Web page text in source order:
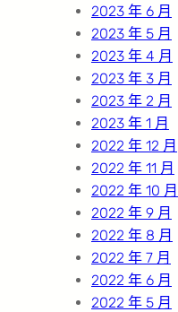
2023 年 6 月
2023 年 5 月
2023 年 4 月
2023 年 3 月
2023 年 2 月
2023 年 1 月
2022 年 12 月
2022 年 11 月
2022 年 10 月
2022 年 9 月
2022 年 8 月
2022 年 7 月
2022 年 6 月
2022 年 5 月